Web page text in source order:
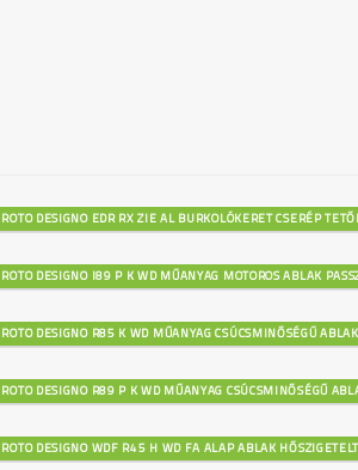
ROTO DESIGNO EDR RX ZIE AL BURKOLÓKERET CSERÉP
ROTO DESIGNO I89 P K WD MŰANYAG MOTOROS ABLAK
ROTO DESIGNO R85 K WD MŰANYAG CSÚCSMINŐSÉGŰ ABLAK
ROTO DESIGNO R89 P K WD MŰANYAG CSÚCSMINŐSÉGŰ
ROTO DESIGNO WDF R45 H WD FA ALAP ABLAK HŐSZIGETELT